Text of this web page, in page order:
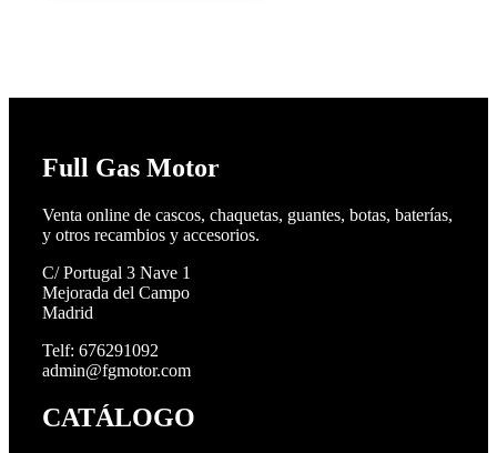
Full Gas Motor
Venta online de cascos, chaquetas, guantes, botas, baterías,
y otros recambios y accesorios.
C/ Portugal 3 Nave 1
Mejorada del Campo
Madrid
Telf: 676291092
admin@fgmotor.com
CATÁLOGO